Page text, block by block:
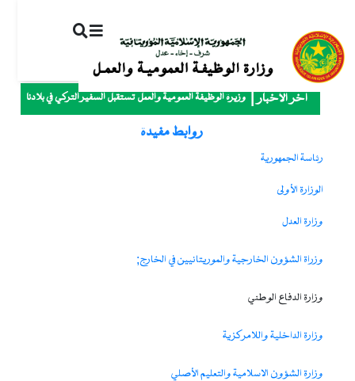
آخر الأخبار وزيرة الوظيفة العمومية والعمل تستقبل السفير التركي في بلادنا
روابط مفيدة
رئاسة الجمهورية
الوزارة الأولى
وزارة العدل
وزراة الشؤون الخارجية والموريتانيين في الخارج;
وزارة الدفاع الوطني
وزارة الداخلية واللامركزية
وزارة الشؤون الاسلامية والتعليم الأصلي